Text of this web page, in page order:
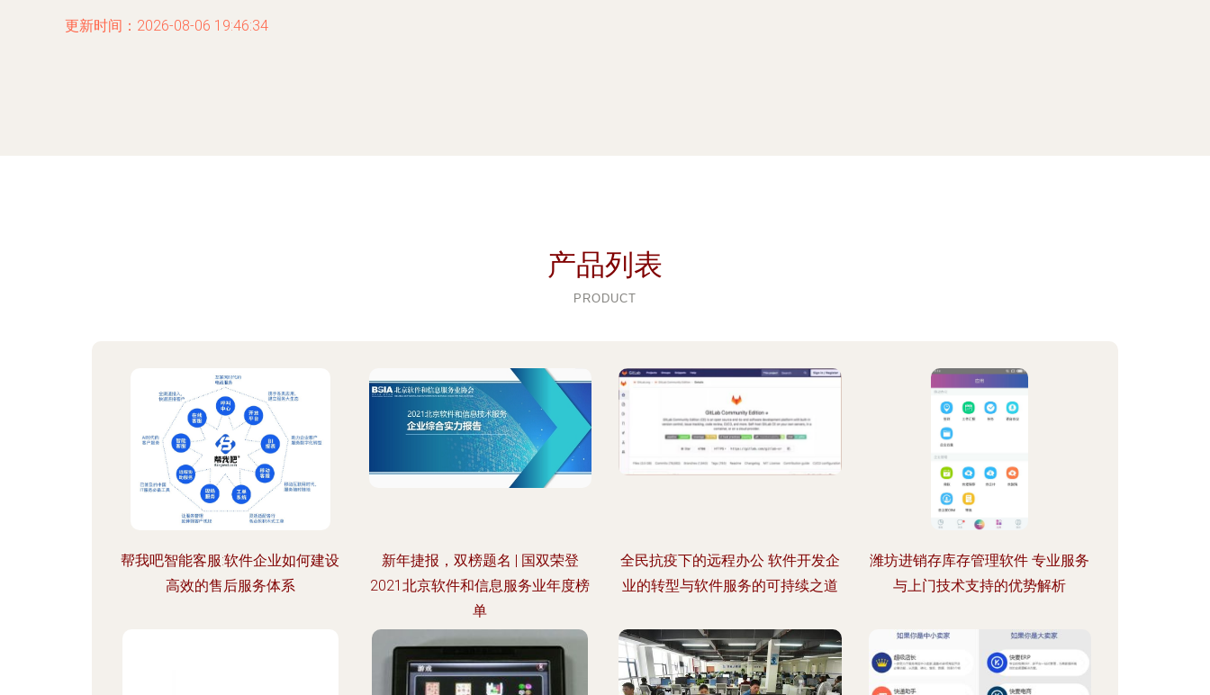
更新时间：2026-08-06 19:46:34
产品列表
PRODUCT
帮我吧智能客服:软件企业如何建设
高效的售后服务体系
新年捷报，双榜题名 | 国双荣登
2021北京软件和信息服务业年度榜
单
全民抗疫下的远程办公 软件开发企
业的转型与软件服务的可持续之道
潍坊进销存库存管理软件 专业服务
与上门技术支持的优势解析